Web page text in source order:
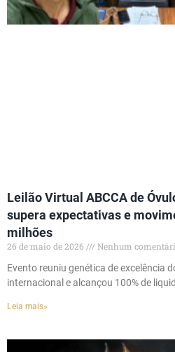
Leilão Virtual ABCCA de
supera expectativas e
milhões
26 de maio de 2026
Nenhum
Evento reuniu genética de excelência
internacional e alcançou 100% de
Leia mais»